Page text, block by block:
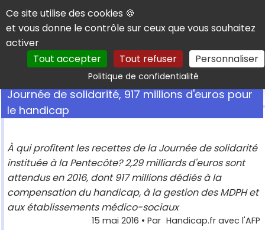
Panneau de gestion des cookies
Ce site utilise des cookies 🍪
et vous donne le contrôle sur ceux que vous souhaitez
activer
Tout accepter
Tout refuser Personnaliser
Politique de confidentialitéRechercher
Journée de solidarité, 917 millions d'euros pour
le handicap
À qui profitent les recettes de la Journée de solidarité
instituée à la Pentecôte? 2,29 milliards d'euros sont
attendus en 2016, dont 917 millions dédiés à la
compensation du handicap, à la gestion des MDPH et
aux établissements médico-sociaux
15 mai 2016 • Par Handicap.fr avec l'AFP